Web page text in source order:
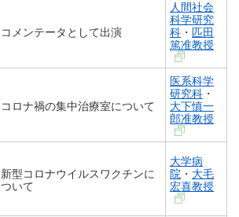
コメンテータとして出演
人間社会
科学研究
科 ・ 匹田
篤准教授
コロナ禍の集中治療室について
医系科学
研究科 ・
大下慎一
郎准教授
新型コロナウイルスワクチンに
ついて
大学病
院 ・ 大毛
宏喜教授